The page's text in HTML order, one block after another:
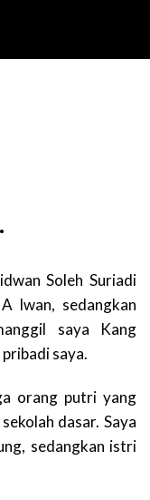
Soleh Suriadi
Iwan, sedangkan
saya Kang
saya.
orang putri yang
dasar. Saya
sedangkan istri